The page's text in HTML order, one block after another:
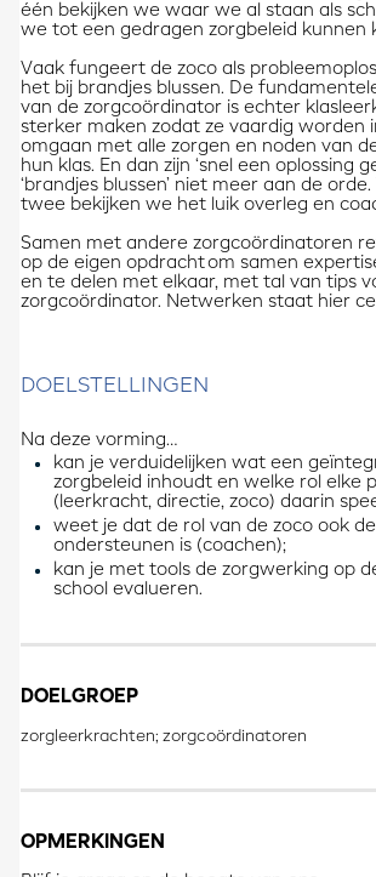
één bekijken we waar we al staan als
we tot een gedragen zorgbeleid kunnen
​Vaak fungeert de zoco als
het bij brandjes blussen. De
van de zorgcoördinator is echter
sterker maken zodat ze vaardig worden
omgaan met alle zorgen en noden van
hun klas. En dan zijn ‘snel een oplossing
‘brandjes blussen’ niet meer aan de
twee bekijken we het luik overleg en
​Samen met andere zorgcoördinatoren
op de eigen opdracht om samen
en te delen met elkaar, met tal van tips
zorgcoördinator. Netwerken staat hier
DOELSTELLINGEN
Na deze vorming…
kan je verduidelijken wat een
zorgbeleid inhoudt en welke rol elke
(leerkracht, directie, zoco) daarin
weet je dat de rol van de zoco ook
ondersteunen is (coachen);
kan je met tools de zorgwerking op
school evalueren.
DOELGROEP
zorgleerkrachten; zorgcoördinatoren
OPMERKINGEN